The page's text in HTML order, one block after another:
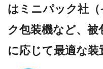
はミニパック社
ク包装機など、
に応じて最適な装